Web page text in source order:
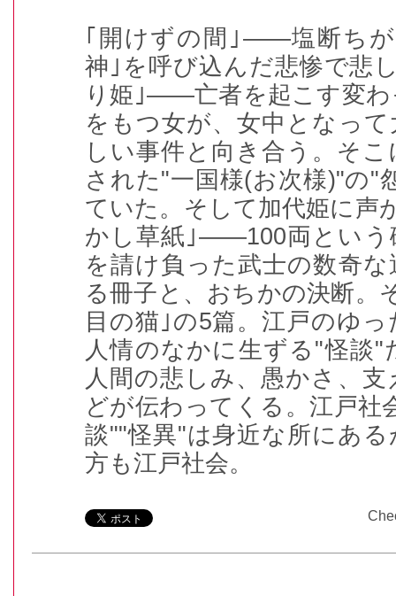
｢開けずの間｣――塩断ち
神｣を呼び込んだ悲惨で悲
り姫｣――亡者を起こす変わ
をもつ女が、女中となっ
しい事件と向き合う。そ
された"一国様(お次様)"の"
ていた。そして加代姫に声
かし草紙｣――100両という
を請け負った武士の数奇
る冊子と、おちかの決断。
目の猫｣の5篇。江戸のゆ
人情のなかに生ずる"怪談"
人間の悲しみ、愚かさ、
どが伝わってくる。江戸社
談""怪異"は身近な所にあ
方も江戸社会。